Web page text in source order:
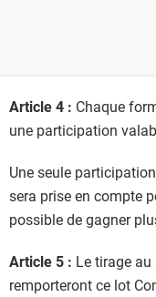
Article 4 : Chaque
une participation
Une seule
sera prise en compte
possible de gagner
Article 5 : Le tirage
remporteront ce lot